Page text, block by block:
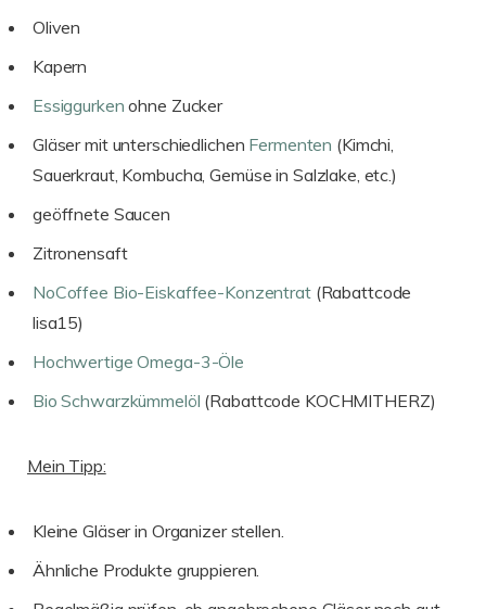
Oliven
Kapern
Essiggurken ohne Zucker
Gläser mit unterschiedlichen Fermenten (Kimchi,
Sauerkraut, Kombucha, Gemüse in Salzlake, etc.)
geöffnete Saucen
Zitronensaft
NoCoffee Bio-Eiskaffee-Konzentrat(Rabattcode
lisa15)
Hochwertige Omega-3-Öle
Bio Schwarzkümmelöl (Rabattcode KOCHMITHERZ)
Mein Tipp:
Kleine Gläser in Organizer stellen.
Ähnliche Produkte gruppieren.